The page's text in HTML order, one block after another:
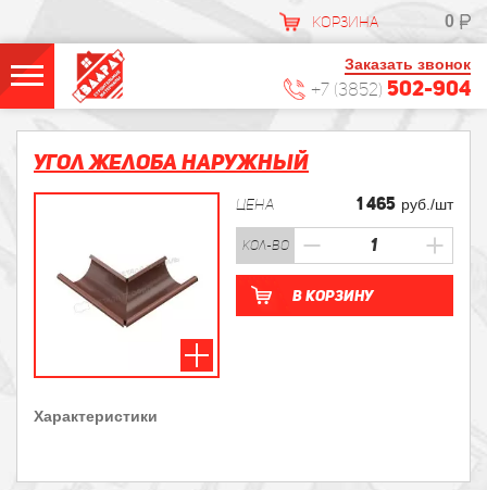
КОРЗИНА 0
Заказать звонок
+7 (3852) 502-904
Угол желоба наружный
ЦЕНА 1 465 руб./шт
кол-во
В корзину
Характеристики